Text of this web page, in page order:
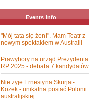
Events Info
"Mój tata się żeni". Mam Teatr z
nowym spektaklem w Australii
Prawybory na urząd Prezydenta
RP 2025 - debata 7 kandydatów
Nie żyje Ernestyna Skurjat-
Kozek - unikalna postać Polonii
australijskiej